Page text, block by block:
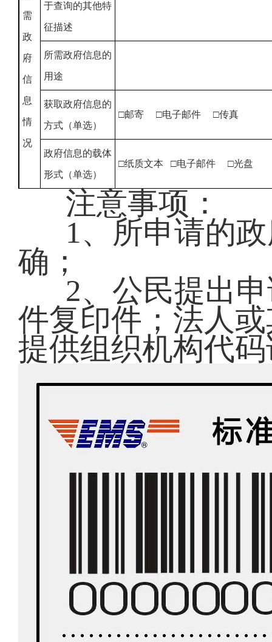
需
政
府
信
息
情
况
于查询的其他特
征描述
所需政府信息的
用途
获取政府信息的
方式（单选）
□邮寄 □电子邮件 □传真
政府信息的载体
形式（单选）
□纸质文本 □电子邮件 □光盘
注意事项：
1、所申请的
确；
2、公民提出
件复印件；法人
提供组织机构代